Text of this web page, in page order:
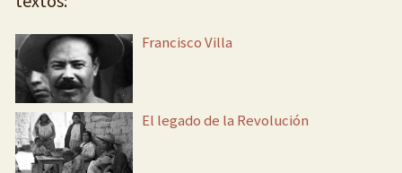
Francisco Villa
El legado de la Revolución